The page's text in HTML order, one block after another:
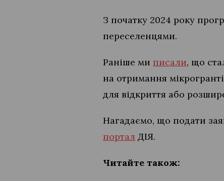
З початку 2024 року
переселенцями.
Раніше ми писали, що
на отримання
для відкриття або
Нагадаємо, що подати
портал ДІЯ.
Читайте також: